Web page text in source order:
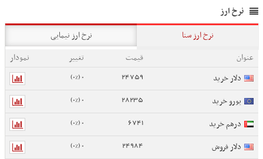
نرخ ارز
نرخ ارز سنا
نرخ ارز نیمایی
عنوان
قیمت تغییر
نمودار
دلار خرید
24759
0 (0%)
یورو خرید 28235
0 (0%)
درهم خرید 6741
0 (0%)
دلار فروش 24984
0 (0%)